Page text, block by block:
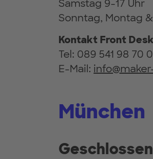
Samstag 9-17 Uhr
Sonntag, Montag
Kontakt Front Desk
Tel: 089 541 98 70
E-Mail:
München
Geschlossen